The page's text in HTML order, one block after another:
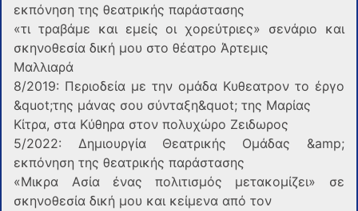
εκπόνηση της θεατρικής παράστασης
«τι τραβάμε και εμείς οι χορεύτριες» σενάριο και
σκηνοθεσία δική μου στο θέατρο Άρτεμις
Μαλλιαρά
8/2019: Περιοδεία με την ομάδα Κυθεατρον το έργο
&quot;της μάνας σου σύνταξη&quot; της Μαρίας
Κίτρα, στα Κύθηρα στον πολυχώρο Ζειδωρος
5/2022: Δημιουργία Θεατρικής Ομάδας &amp;
εκπόνηση της θεατρικής παράστασης
«Μικρα Ασία ένας πολιτισμός μετακομίζει» σε
σκηνοθεσία δική μου και κείμενα από τον